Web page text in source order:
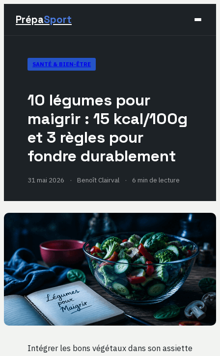
PrépaSport
Sport
Développement Personnel
Lifestyle
SANTÉ & BIEN-ÊTRE
10 légumes pour
maigrir : 15 kcal/100g
et 3 règles pour
fondre durablement
31 mai 2026 · Benoît Clairval · 6 min de lecture
Intégrer les bons végétaux dans son assiette